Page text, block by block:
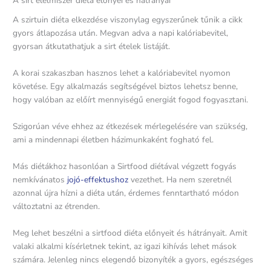
A szirtuin diéta elkezdése viszonylag egyszerűnek tűnik a cikk
gyors átlapozása után. Megvan adva a napi kalóriabevitel,
gyorsan átkutathatjuk a sirt ételek listáját.
A korai szakaszban hasznos lehet a kalóriabevitel nyomon
követése. Egy alkalmazás segítségével biztos lehetsz benne,
hogy valóban az előírt mennyiségű energiát fogod fogyasztani.
Szigorúan véve ehhez az étkezések mérlegelésére van szükség,
ami a mindennapi életben házimunkaként fogható fel.
Más diétákhoz hasonlóan a Sirtfood diétával végzett fogyás
nemkívánatos jojó-effektushoz vezethet. Ha nem szeretnél
azonnal újra hízni a diéta után, érdemes fenntartható módon
változtatni az étrenden.
Meg lehet beszélni a sirtfood diéta előnyeit és hátrányait. Amit
valaki alkalmi kísérletnek tekint, az igazi kihívás lehet mások
számára. Jelenleg nincs elegendő bizonyíték a gyors, egészséges